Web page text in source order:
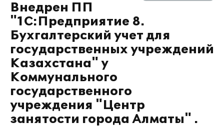
Внедрен ПП
"1С:Предприятие 8.
Бухгалтерский учет для
государственных учреждений
Казахстана" у
Коммунального
государственного
учреждения "Центр
занятости города Алматы" .